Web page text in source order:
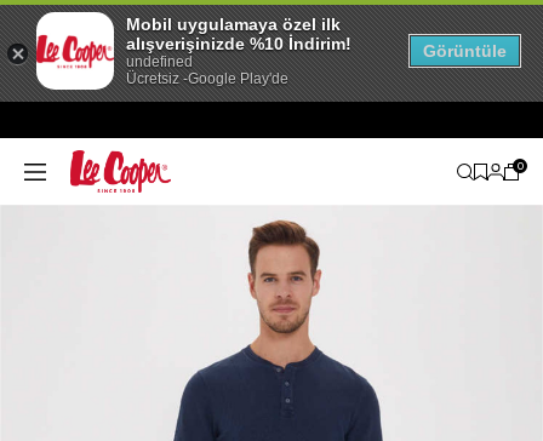
0
Mobil uygulamaya özel ilk
alışverişinizde %10 İndirim!
undefined
Ücretsiz -Google Play'de
Görüntüle